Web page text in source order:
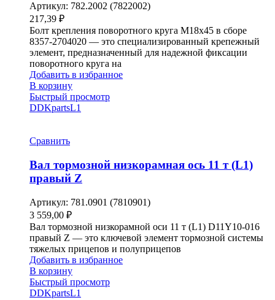
Артикул: 782.2002 (7822002)
217,39 ₽
Болт крепления поворотного круга М18х45 в сборе
8357-2704020 — это специализированный крепежный
элемент, предназначенный для надежной фиксации
поворотного круга на
Добавить в избранное
В корзину
Быстрый просмотр
DDKpartsL1
Сравнить
Вал тормозной низкорамная ось 11 т (L1)
правый Z
Артикул: 781.0901 (7810901)
3 559,00 ₽
Вал тормозной низкорамной оси 11 т (L1) D11Y10-016
правый Z — это ключевой элемент тормозной системы
тяжелых прицепов и полуприцепов
Добавить в избранное
В корзину
Быстрый просмотр
DDKpartsL1